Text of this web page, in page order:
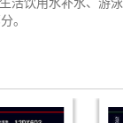
活饮用水补水、游
。